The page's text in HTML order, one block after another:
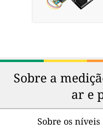
Sobre a
ar e
Sobre os